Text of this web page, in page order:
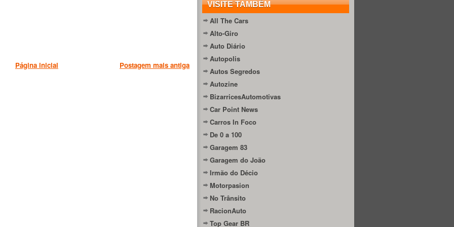
Postagem mais antiga
Página inicial
VISITE TAMBÉM
All The Cars
Alto-Giro
Auto Diário
Autopolis
Autos Segredos
Autozine
BizarricesAutomotivas
Car Point News
Carros In Foco
De 0 a 100
Garagem 83
Garagem do João
Irmão do Décio
Motorpasion
No Trânsito
RacionAuto
Top Gear BR